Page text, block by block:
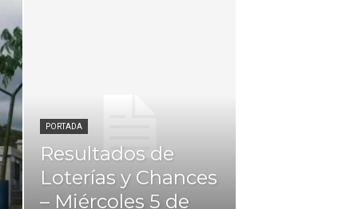
PORTADA
Resultados de
Loterías y Chances
– Miércoles 5 de